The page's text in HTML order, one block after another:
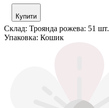
Купити
Склад: Троянда рожева: 51 шт.
Упаковка: Кошик